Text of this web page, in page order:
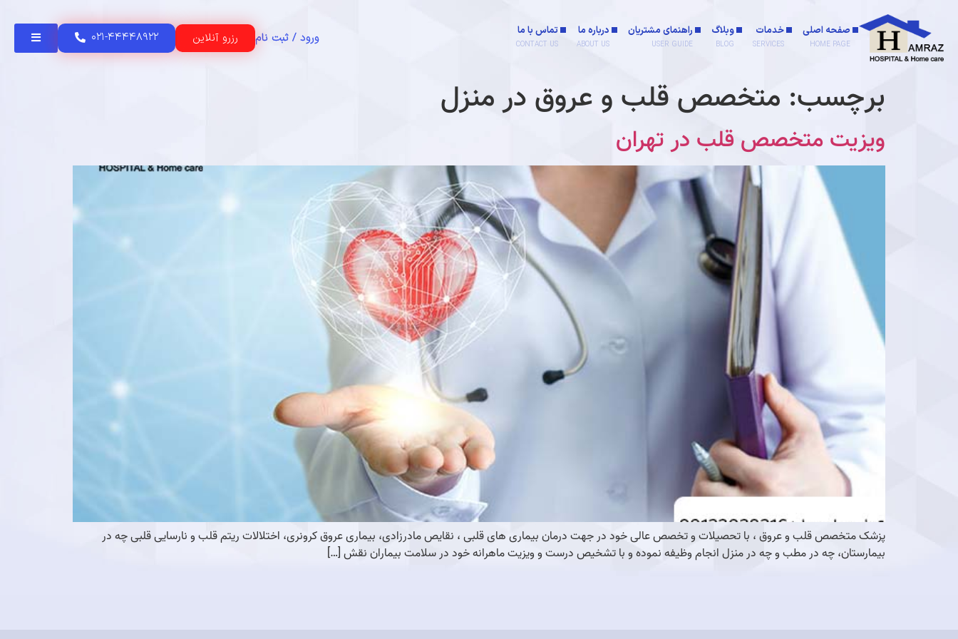
صفحه اصلی
HOME PAGE
خدمات
SERVICES
وبلاگ
BLOG
راهنمای مشتریان
USER GUIDE
درباره ما
ABOUT US
تماس با ما
CONTACT US ورود / ثبت نام رزرو آنلاین ۰۲۱-۴۴۴۴۸۹۲۲
برچسب: متخصص قلب و عروق در منزل
ویزیت متخصص قلب در تهران
پزشک متخصص قلب و عروق ، با تحصیلات و تخصص عالی خود در جهت درمان بیماری های قلبی ، نقایص مادرزادی، بیماری عروق کرونری، اختلالات ریتم قلب و نارسایی قلبی چه در
بیمارستان، چه در مطب و چه در منزل انجام وظیفه نموده و با تشخیص درست و ویزیت ماهرانه خود در سلامت بیماران نقش […]